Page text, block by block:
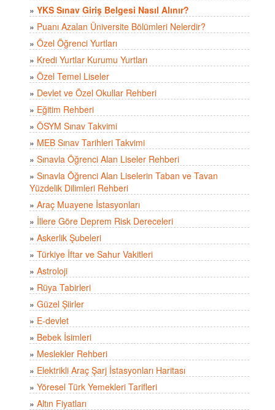
» YKS Sınav Giriş Belgesi Nasıl Alınır?
» Puanı Azalan Üniversite Bölümleri Nelerdir?
» Özel Öğrenci Yurtları
» Kredi Yurtlar Kurumu Yurtları
» Özel Temel Liseler
» Devlet ve Özel Okullar Rehberi
» Eğitim Rehberi
» ÖSYM Sınav Takvimi
» MEB Sınav Tarihleri Takvimi
» Sınavla Öğrenci Alan Liseler Rehberi
» Sınavla Öğrenci Alan Liselerin Taban ve Tavan
Yüzdelik Dilimleri Rehberi
» Araç Muayene İstasyonları
» İllere Göre Deprem Risk Dereceleri
» Askerlik Şubeleri
» Türkiye İftar ve Sahur Vakitleri
» Astroloji
» Rüya Tabirleri
» Güzel Şiirler
» E-devlet
» Bebek İsimleri
» Meslekler Rehberi
» Elektrikli Araç Şarj İstasyonları Haritası
» Yöresel Türk Yemekleri Tarifleri
» Altın Fiyatları